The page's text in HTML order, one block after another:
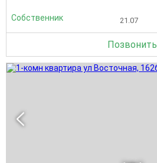
Собственник 21.07
Позвонить